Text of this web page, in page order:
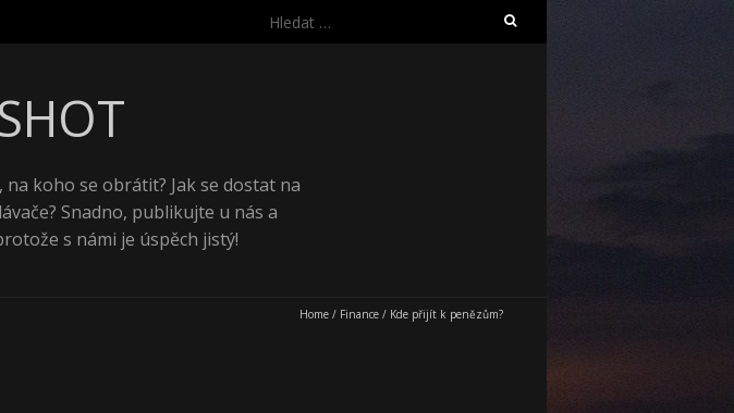
Vyhledávání
koho se obrátit? Jak se dostat na
Snadno, publikujte u nás a
s námi je úspěch jistý!
Home / Finance / Kde přijít k penězům?